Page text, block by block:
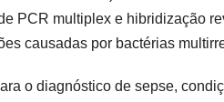
PCR multiplex e hibridização
causadas por bactérias
o diagnóstico de sepse,